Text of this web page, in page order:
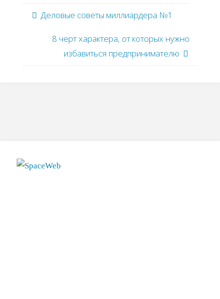
Деловые советы миллиардера №1
8 черт характера, от которых нужно
избавиться предпринимателю